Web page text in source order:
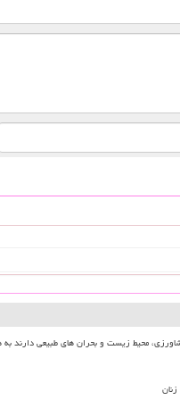
محیط زیست و بحران های طبیعی دارند به